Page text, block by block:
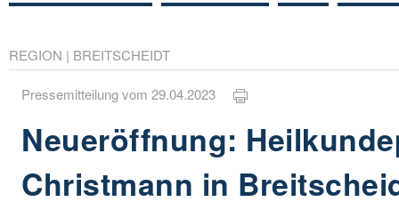
REGION | BREITSCHEIDT
Pressemitteilung vom 29.04.2023
Neueröffnung:
Christmann in